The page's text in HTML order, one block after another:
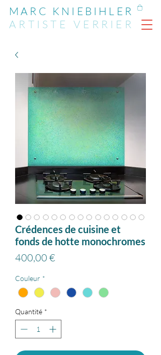
MARC KNIEBIHLER
ARTIST EVERRIER
Crédences de cuisine et
fonds de hotte monochromes
400,00 €
Couleur *
Quantité *